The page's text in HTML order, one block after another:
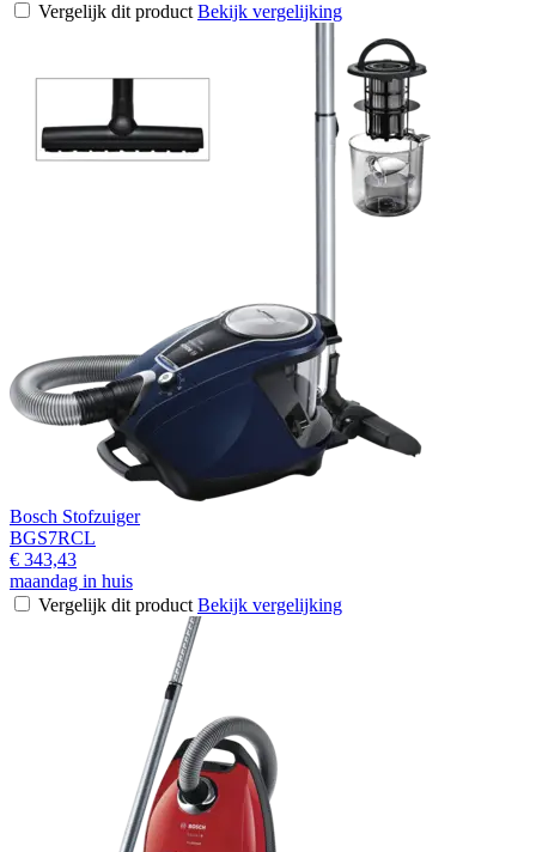
Vergelijk dit product Bekijk vergelijking
Bosch Stofzuiger
BGS7RCL
€ 343,43
maandag in huis
Vergelijk dit product Bekijk vergelijking